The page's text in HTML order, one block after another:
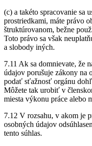
(c) a takéto spracovanie sa
prostriedkami, máte právo
štruktúrovanom, bežne
Toto právo sa však
a slobody iných.
7.11 Ak sa domnievate, že
údajov porušuje zákony na
podať sťažnosť orgánu
Môžete tak urobiť v
miesta výkonu práce alebo
7.12 V rozsahu, v akom je
osobných údajov
tento súhlas.